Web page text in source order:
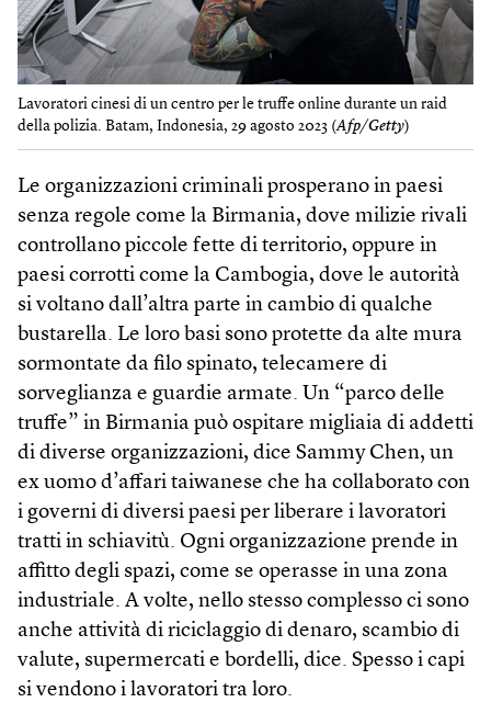
Lavoratori cinesi di un centro per le truffe online durante un raid
della polizia. Batam, Indonesia, 29 agosto 2023 (Afp/Getty)
Le organizzazioni criminali prosperano in paesi
senza regole come la Birmania, dove milizie rivali
controllano piccole fette di territorio, oppure in
paesi corrotti come la Cambogia, dove le autorità
si voltano dall’altra parte in cambio di qualche
bustarella. Le loro basi sono protette da alte mura
sormontate da filo spinato, telecamere di
sorveglianza e guardie armate. Un “parco delle
truffe” in Birmania può ospitare migliaia di addetti
di diverse organizzazioni, dice Sammy Chen, un
ex uomo d’affari taiwanese che ha collaborato con
i governi di diversi paesi per liberare i lavoratori
tratti in schiavitù. Ogni organizzazione prende in
affitto degli spazi, come se operasse in una zona
industriale. A volte, nello stesso complesso ci sono
anche attività di riciclaggio di denaro, scambio di
valute, supermercati e bordelli, dice. Spesso i capi
si vendono i lavoratori tra loro.